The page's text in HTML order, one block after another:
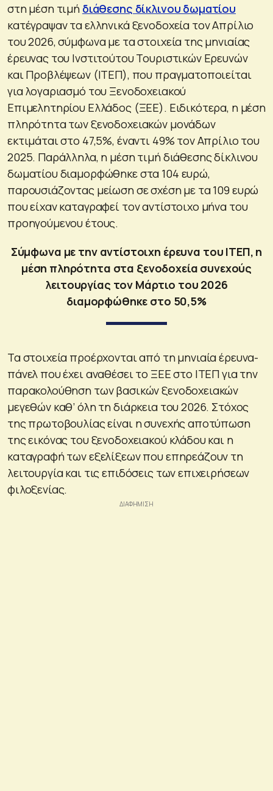
στη μέση τιμή διάθεσης δίκλινου δωματίου
κατέγραψαν τα ελληνικά ξενοδοχεία τον Απρίλιο
του 2026, σύμφωνα με τα στοιχεία της μηνιαίας
έρευνας του Ινστιτούτου Τουριστικών Ερευνών
και Προβλέψεων (ΙΤΕΠ), που πραγματοποιείται
για λογαριασμό του Ξενοδοχειακού
Επιμελητηρίου Ελλάδος (ΞΕΕ). Ειδικότερα, η μέση
πληρότητα των ξενοδοχειακών μονάδων
εκτιμάται στο 47,5%, έναντι 49% τον Απρίλιο του
2025. Παράλληλα, η μέση τιμή διάθεσης δίκλινου
δωματίου διαμορφώθηκε στα 104 ευρώ,
παρουσιάζοντας μείωση σε σχέση με τα 109 ευρώ
που είχαν καταγραφεί τον αντίστοιχο μήνα του
προηγούμενου έτους.
Σύμφωνα με την αντίστοιχη έρευνα του ΙΤΕΠ, η
μέση πληρότητα στα ξενοδοχεία συνεχούς
λειτουργίας τον Μάρτιο του 2026
διαμορφώθηκε στο 50,5%
Τα στοιχεία προέρχονται από τη μηνιαία έρευνα-
πάνελ που έχει αναθέσει το ΞΕΕ στο ΙΤΕΠ για την
παρακολούθηση των βασικών ξενοδοχειακών
μεγεθών καθ’ όλη τη διάρκεια του 2026. Στόχος
της πρωτοβουλίας είναι η συνεχής αποτύπωση
της εικόνας του ξενοδοχειακού κλάδου και η
καταγραφή των εξελίξεων που επηρεάζουν τη
λειτουργία και τις επιδόσεις των επιχειρήσεων
φιλοξενίας.